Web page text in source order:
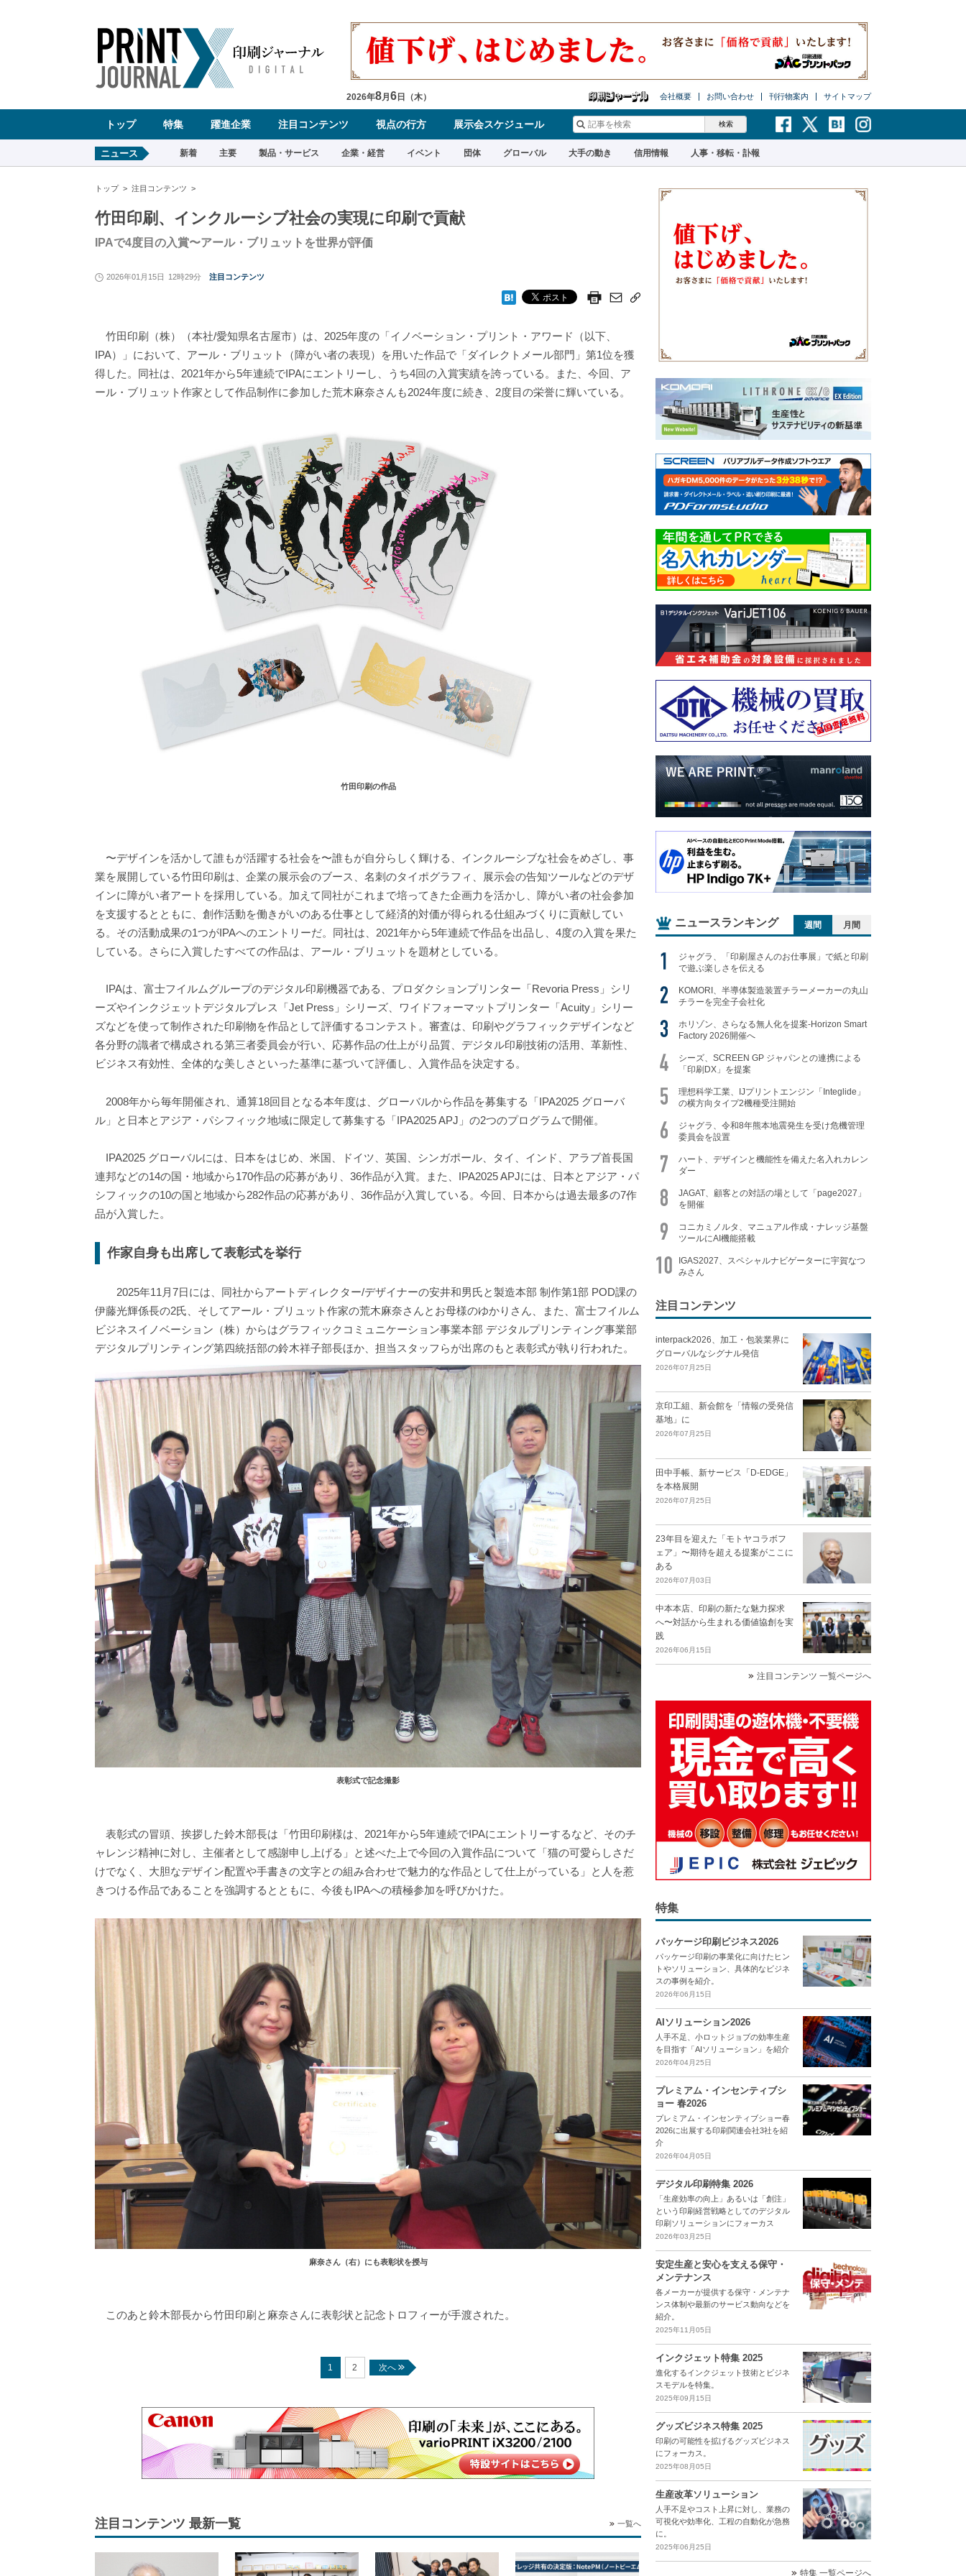
ア
ゲ
ン
2026年8月 6 日（木） 会社概要 お問い合わせ 刊行物案内 サイトマップ
トップ 特集 躍進企業 注目コンテンツ 視点の行方 展示会スケジュール
ニュース 新着 主要 製品・サービス 企業・経営 イベント 団体 グローバル 大手の動き 信用情報 人事・移転・訃報
トップ 注目コンテンツ
竹田印刷、インクルーシブ社会の実現に印刷で貢献
IPAで4度目の入賞〜アール・ブリュットを世界が評価
2026年01月15日 12時29分 注目コンテンツ
竹田印刷（株）（本社/愛知県名古屋市）は、2025年度の「イノベーション・プリント・アワード（以下、
IPA）」において、アール・ブリュット（障がい者の表現）を用いた作品で「ダイレクトメール部門」第1位を獲
得した。同社は、2021年から5年連続でIPAにエントリーし、うち4回の入賞実績を誇っている。また、今回、ア
ール・ブリュット作家として作品制作に参加した荒木麻奈さんも2024年度に続き、2度目の栄誉に輝いている。
竹田印刷の作品
〜デザインを活かして誰もが活躍する社会を〜誰もが自分らしく輝ける、インクルーシブな社会をめざし、事
業を展開している竹田印刷は、企業の展示会のブース、名刺のタイポグラフィ、展示会の告知ツールなどのデザ
インに障がい者アートを採用している。加えて同社がこれまで培ってきた企画力を活かし、障がい者の社会参加
を支援するとともに、創作活動を働きがいのある仕事として経済的対価が得られる仕組みづくりに貢献してい
る。その活動成果の1つがIPAへのエントリーだ。同社は、2021年から5年連続で作品を出品し、4度の入賞を果た
している。さらに入賞したすべての作品は、アール・ブリュットを題材としている。
IPAは、富士フイルムグループのデジタル印刷機器である、プロダクションプリンター「Revoria Press」シリ
ーズやインクジェットデジタルプレス「Jet Press」シリーズ、ワイドフォーマットプリンター「Acuity」シリー
ズなどを使って制作された印刷物を作品として評価するコンテスト。審査は、印刷やグラフィックデザインなど
各分野の識者で構成される第三者委員会が行い、応募作品の仕上がり品質、デジタル印刷技術の活用、革新性、
ビジネス有効性、全体的な美しさといった基準に基づいて評価し、入賞作品を決定する。
2008年から毎年開催され、通算18回目となる本年度は、グローバルから作品を募集する「IPA2025 グローバ
ル」と日本とアジア・パシフィック地域に限定して募集する「IPA2025 APJ」の2つのプログラムで開催。
IPA2025 グローバルには、日本をはじめ、米国、ドイツ、英国、シンガポール、タイ、インド、アラブ首長国
連邦などの14の国・地域から170作品の応募があり、36作品が入賞。また、IPA2025 APJには、日本とアジア・パ
シフィックの10の国と地域から282作品の応募があり、36作品が入賞している。今回、日本からは過去最多の7作
品が入賞した。
作家自身も出席して表彰式を挙行
2025年11月7日には、同社からアートディレクター/デザイナーの安井和男氏と製造本部 制作第1部 POD課の
伊藤光輝係長の2氏、そしてアール・ブリュット作家の荒木麻奈さんとお母様のゆかりさん、また、富士フイルム
ビジネスイノベーション（株）からはグラフィックコミュニケーション事業本部 デジタルプリンティング事業部
デジタルプリンティング第四統括部の鈴木祥子部長ほか、担当スタッフらが出席のもと表彰式が執り行われた。
表彰式で記念撮影
表彰式の冒頭、挨拶した鈴木部長は「竹田印刷様は、2021年から5年連続でIPAにエントリーするなど、そのチ
ャレンジ精神に対し、主催者として感謝申し上げる」と述べた上で今回の入賞作品について「猫の可愛らしさだ
けでなく、大胆なデザイン配置や手書きの文字との組み合わせで魅力的な作品として仕上がっている」と人を惹
きつける作品であることを強調するとともに、今後もIPAへの積極参加を呼びかけた。
麻奈さん（右）にも表彰状を授与
このあと鈴木部長から竹田印刷と麻奈さんに表彰状と記念トロフィーが手渡された。
1 2 次へ
注目コンテンツ 最新一覧 一覧へ
ニュースランキング 週間 月間
ジャグラ、「印刷屋さんのお仕事展」で紙と印刷
で遊ぶ楽しさを伝える
KOMORI、半導体製造装置チラーメーカーの丸山
チラーを完全子会社化
ホリゾン、さらなる無人化を提案-Horizon Smart
Factory 2026開催へ
シーズ、SCREEN GP ジャパンとの連携による
「印刷DX」を提案
理想科学工業、IJプリントエンジン「Integlide」
の横方向タイプ2機種受注開始
ジャグラ、令和8年熊本地震発生を受け危機管理
委員会を設置
ハート、デザインと機能性を備えた名入れカレン
ダー
JAGAT、顧客との対話の場として「page2027」
を開催
コニカミノルタ、マニュアル作成・ナレッジ基盤
ツールにAI機能搭載
IGAS2027、スペシャルナビゲーターに宇賀なつ
みさん
注目コンテンツ
interpack2026、加工・包装業界に
グローバルなシグナル発信
2026年07月25日
京印工組、新会館を「情報の受発信
基地」に
2026年07月25日
田中手帳、新サービス「D-EDGE」
を本格展開
2026年07月25日
23年目を迎えた「モトヤコラボフ
ェア」〜期待を超える提案がここに
ある
2026年07月03日
中本本店、印刷の新たな魅力探求
へ〜対話から生まれる価値協創を実
践
2026年06月15日
注目コンテンツ 一覧ページへ
特集
パッケージ印刷ビジネス2026
パッケージ印刷の事業化に向けたヒン
トやソリューション、具体的なビジネ
スの事例を紹介。
2026年06月15日
AIソリューション2026
人手不足、小ロットジョブの効率生産
を目指す「AIソリューション」を紹介
2026年04月25日
プレミアム・インセンティブシ
ョー 春2026
プレミアム・インセンティブショー春
2026に出展する印刷関連会社3社を紹
介
2026年04月05日
デジタル印刷特集 2026
「生産効率の向上」あるいは「創注」
という印刷経営戦略としてのデジタル
印刷ソリューションにフォーカス
2026年03月25日
安定生産と安心を支える保守・
メンテナンス
各メーカーが提供する保守・メンテナ
ンス体制や最新のサービス動向などを
紹介。
2025年11月05日
インクジェット特集 2025
進化するインクジェット技術とビジネ
スモデルを特集。
2025年09月15日
グッズビジネス特集 2025
印刷の可能性を拡げるグッズビジネス
にフォーカス。
2025年08月05日
生産改革ソリューション
人手不足やコスト上昇に対し、業務の
可視化や効率化、工程の自動化が急務
に。
2025年06月25日
特集 一覧ページへ